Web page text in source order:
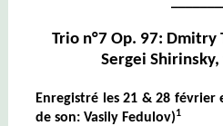
Trio n°7 Op. 97: Dmitry
Sergei
Enregistré les 21 & 28 février
de son: Vasily Fedulov)1